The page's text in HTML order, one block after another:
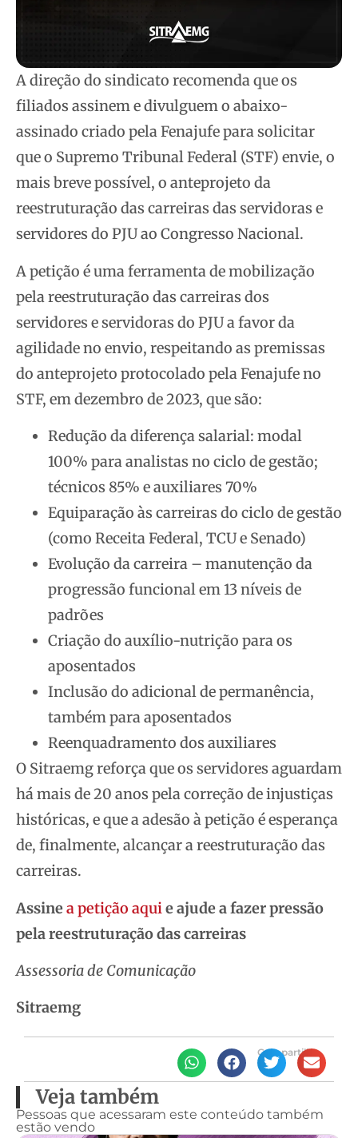
A direção do sindicato recomenda que os
filiados assinem e divulguem o abaixo-
assinado criado pela Fenajufe para solicitar
que o Supremo Tribunal Federal (STF) envie, o
mais breve possível, o anteprojeto da
reestruturação das carreiras das servidoras e
servidores do PJU ao Congresso Nacional.
A petição é uma ferramenta de mobilização
pela reestruturação das carreiras dos
servidores e servidoras do PJU a favor da
agilidade no envio, respeitando as premissas
do anteprojeto protocolado pela Fenajufe no
STF, em dezembro de 2023, que são:
Redução da diferença salarial: modal
100% para analistas no ciclo de gestão;
técnicos 85% e auxiliares 70%
⁠Equiparação às carreiras do ciclo de gestão
(como Receita Federal, TCU e Senado)
⁠Evolução da carreira – manutenção da
progressão funcional em 13 níveis de
padrões
⁠Criação do auxílio-nutrição para os
aposentados
⁠Inclusão do adicional de permanência,
também para aposentados
⁠Reenquadramento dos auxiliares
O Sitraemg reforça que os servidores aguardam
há mais de 20 anos pela correção de injustiças
históricas, e que a adesão à petição é esperança
de, finalmente, alcançar a reestruturação das
carreiras.
Assinea petição aquie ajude a fazer pressão
pela reestruturação das carreiras
Assessoria de Comunicação
Sitraemg
Compartilhe
Veja também
Pessoas que acessaram este conteúdo também
estão vendo